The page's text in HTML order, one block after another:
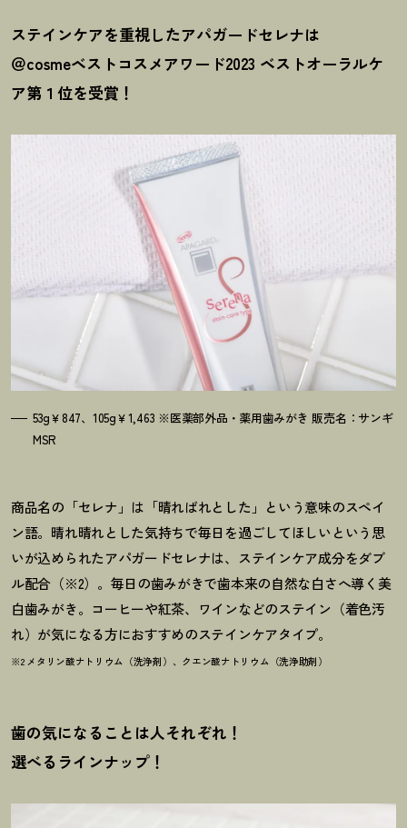
ステインケアを重視したアパガードセレナは
＠cosmeベストコスメアワード2023 ベストオーラルケ
ア第１位を受賞 ！
53g￥847、105g￥1,463 ※医薬部外品・薬用歯みがき 販売名：サンギ
MSR
商品名の「セレナ」は「晴ればれとした」という意味のスペイ
ン語。晴れ晴れとした気持ちで毎日を過ごしてほしいという思
いが込められたアパガードセレナは、ステインケア成分をダブ
ル配合（※2）。毎日の歯みがきで歯本来の自然な白さへ導く美
白歯みがき。コーヒーや紅茶、ワインなどのステイン（着色汚
れ）が気になる方におすすめのステインケアタイプ。
※2 メタリン酸ナトリウム（洗浄剤）、クエン酸ナトリウム（洗浄助剤）
歯の気になることは人それぞれ ！
選べるラインナップ ！